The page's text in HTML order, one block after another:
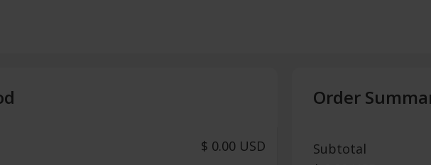
$ 0.00 USD
Order
Subtotal